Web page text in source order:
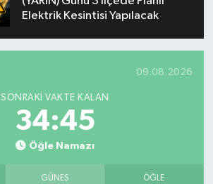
Elektrik Kesintisi Yapılacak
09.08.2026
SONRAKI VAKTE KALAN
34:45
Öğle Namazı
GÜNEŞ ÖĞLE